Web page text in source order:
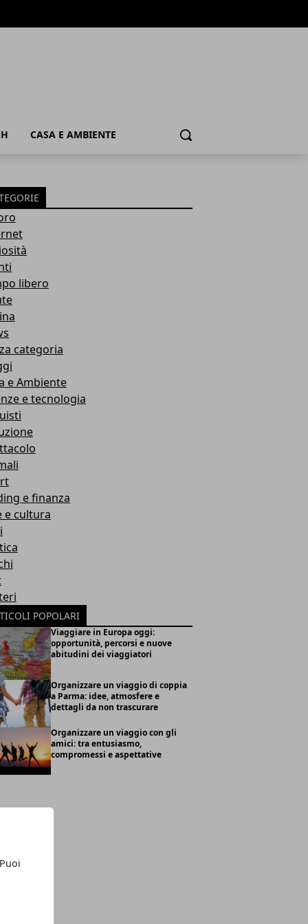
CASA E AMBIENTE Cerca
libero
categoria
e Ambiente
e tecnologia
e finanza
e cultura
POPOLARI
Viaggiare in Europa oggi:
opportunità, percorsi e nuove
abitudini dei viaggiatori
Organizzare un viaggio di coppia
a Parma: idee, atmosfere e
dettagli da non trascurare
Organizzare un viaggio con gli
amici: tra entusiasmo,
compromessi e aspettative